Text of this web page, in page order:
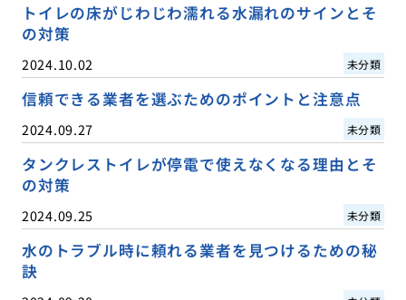
トイレの床がじわじわ濡れる水漏れのサインとそ
の対策
2024.10.02 未分類
信頼できる業者を選ぶためのポイントと注意点
2024.09.27 未分類
タンクレストイレが停電で使えなくなる理由とそ
の対策
2024.09.25 未分類
水のトラブル時に頼れる業者を見つけるための秘
訣